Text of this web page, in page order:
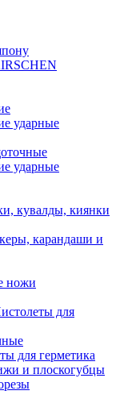
ударные
ударные
кувалды, киянки
карандаши и
ножи
для
для герметика
и плоскогубцы